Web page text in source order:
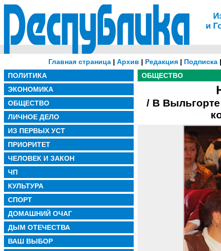
и
Главная страница | Архив | Редакция | Подписка
ПОЛИТИКА
ЭКОНОМИКА
ОБЩЕСТВО
ЛИЧНОЕ ДЕЛО
ИЗ ПЕРВЫХ УСТ
ПРИОРИТЕТ
ЧЕЛОВЕК И ЗАКОН
ЧП
КУЛЬТУРА
СПОРТ
ДОМАШНИЙ ОЧАГ
ДЫМ ОТЕЧЕСТВА
ВАШ ВЫБОР
ОБЩЕСТВО
/ В